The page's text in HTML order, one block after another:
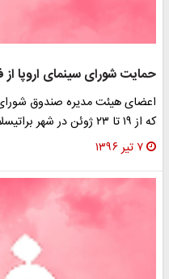
حمایت شورای سینمای اروپا
که از ۱۹ تا ۲۳ ژوئن در شهر براتیسلاو اسلواکی برگزار…
۷ تیر ۱۳۹۶